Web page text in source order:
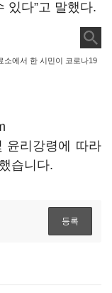
있다”고 말했다.
소에서 한 시민이 코로나19
윤리강령에 따라
습니다.